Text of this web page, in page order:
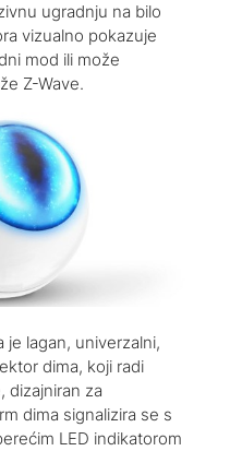
ugradnju na bilo
vizualno pokazuje
mod ili može
Z-Wave.
je lagan, univerzalni,
dima, koji radi
dizajniran za
dima signalizira se s
LED indikatorom